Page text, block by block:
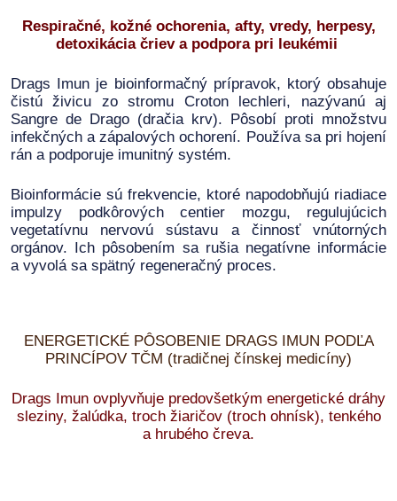
Respiračné, kožné ochorenia, afty, vredy, herpesy,
detoxikácia čriev a podpora pri leukémii
Drags Imun je bioinformačný prípravok, ktorý obsahuje
čistú živicu zo stromu Croton lechleri, nazývanú aj
Sangre de Drago (dračia krv). Pôsobí proti množstvu
infekčných a zápalových ochorení. Používa sa pri hojení
rán a podporuje imunitný systém.
Bioinformácie sú frekvencie, ktoré napodobňujú riadiace
impulzy podkôrových centier mozgu, regulujúcich
vegetatívnu nervovú sústavu a činnosť vnútorných
orgánov. Ich pôsobením sa rušia negatívne informácie
a vyvolá sa spätný regeneračný proces.
ENERGETICKÉ PÔSOBENIE DRAGS IMUN PODĽA
PRINCÍPOV TČM (tradičnej čínskej medicíny)
Drags Imun ovplyvňuje predovšetkým energetické dráhy
sleziny, žalúdka, troch žiaričov (troch ohnísk), tenkého
a hrubého čreva.